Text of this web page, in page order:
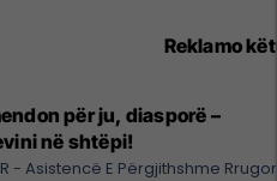
Reklamo
për ju, diasporë –
në shtëpi!
- Asistencë E Përgjithshme